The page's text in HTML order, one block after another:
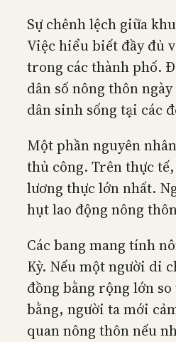
Sự chênh lệch giữa
Việc hiểu biết đầy đủ
trong các thành phố.
dân số nông thôn
dân sinh sống tại các
Một phần nguyên
thủ công. Trên thực
lương thực lớn nhất.
hụt lao động nông
Các bang mang tính
Kỳ. Nếu một người di
đồng bằng rộng lớn
bằng, người ta mới
quan nông thôn nếu